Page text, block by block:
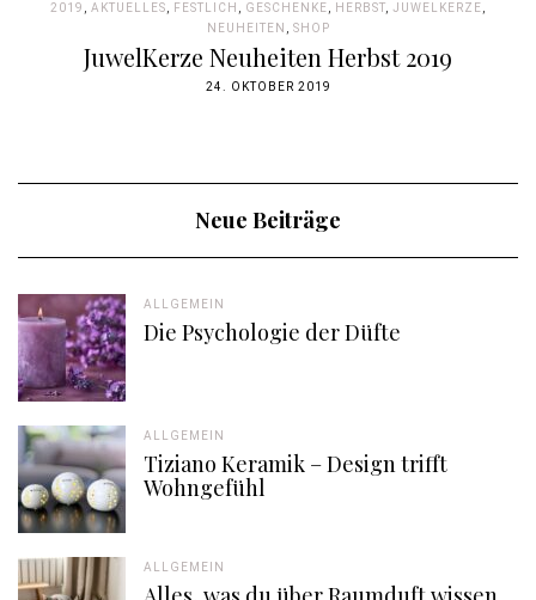
2019 AKTUELLES FESTLICH GESCHENKE HERBST JUWELKERZE
NEUHEITEN
SHOP
JuwelKerze Neuheiten Herbst 2019
24. OKTOBER 2019
Neue Beiträge
ALLGEMEIN
Die Psychologie der Düfte
ALLGEMEIN
Tiziano Keramik – Design trifft
Wohngefühl
ALLGEMEIN